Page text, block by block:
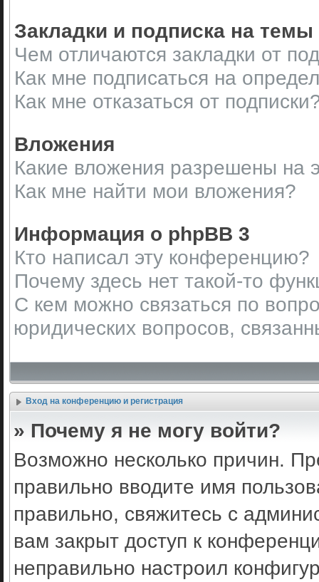
Закладки и подписка на темы
Чем отличаются закладки от
Как мне подписаться на
Как мне отказаться от
Вложения
Какие вложения разрешены на
Как мне найти мои вложения?
Информация о phpBB 3
Кто написал эту конференцию?
Почему здесь нет такой-то
С кем можно связаться по
юридических вопросов,
Вход на конференцию и регистрация
» Почему я не могу войти?
Возможно несколько причин.
правильно вводите имя
правильно, свяжитесь с
вам закрыт доступ к
неправильно настроил